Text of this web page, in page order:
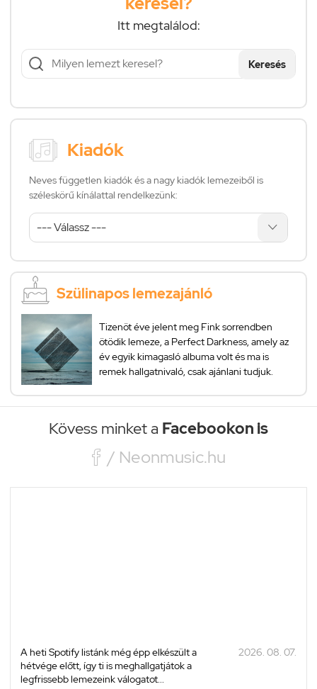
Itt megtalálod:
Keresés
Kiadók
Neves független kiadók és a nagy kiadók lemezeiből is
széleskörű kínálattal rendelkezünk:
Szülinapos lemezajánló
Tizenöt éve jelent meg Fink sorrendben
ötödik lemeze, a Perfect Darkness, amely az
év egyik kimagasló albuma volt és ma is
remek hallgatnivaló, csak ajánlani tudjuk.
Kövess minket a Facebookon is
 / Neonmusic.hu
A heti Spotify listánk még épp elkészült a
hétvége előtt, így ti is meghallgatjátok a
legfrissebb lemezeink válogatot...
2026. 08. 07.